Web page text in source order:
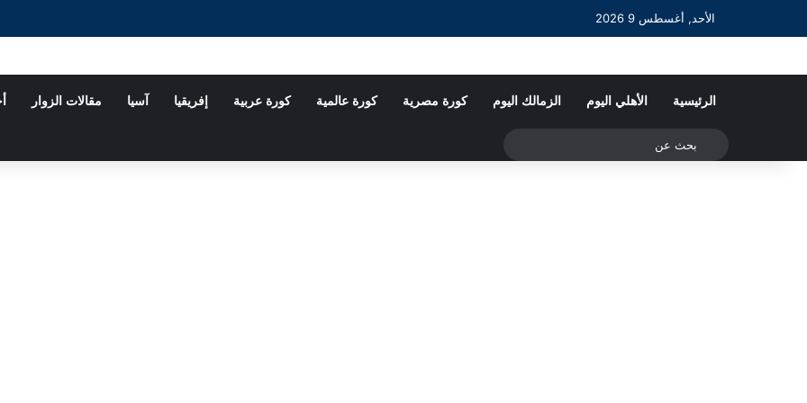
الأحد, أغسطس 9 2026
الرئيسية الأهلي اليوم الزمالك اليوم كورة مصرية كورة عالمية كورة عربية إفريقيا آسيا مقالات الزوار
بحث